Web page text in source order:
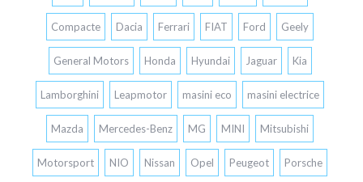
Compacte Dacia Ferrari FIAT Ford Geely
General Motors Honda Hyundai Jaguar Kia
Lamborghini Leapmotor masini eco masini electrice
Mazda Mercedes-Benz MG MINI Mitsubishi
Motorsport NIO Nissan Opel Peugeot Porsche